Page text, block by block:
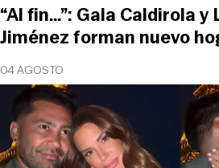
04 AGOSTO
“Al fin…”: Gala Caldirola y
Jiménez forman nuevo